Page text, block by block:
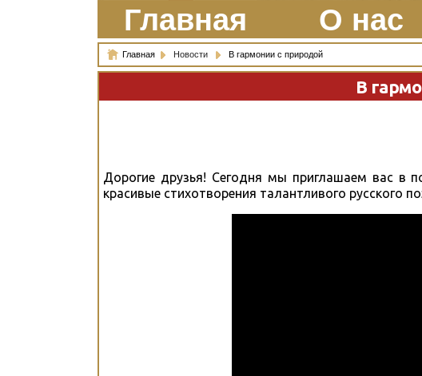
Главная О нас
Главная Новости В гармонии с природой
В
Дорогие друзья! Сегодня мы приглашаем вас в
красивые стихотворения талантливого русского